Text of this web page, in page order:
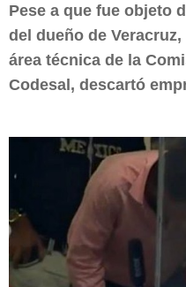
Pese a que fue objeto
del dueño de
área técnica de la
Codesal, descartó